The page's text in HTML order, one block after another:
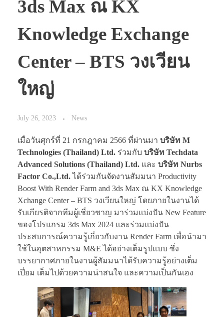
3ds Max ณ KX
Knowledge Exchange
Center – BTS วงเวียน
ใหญ่
July 26, 2023 News
เมื่อวันศุกร์ที่ 21 กรกฎาคม 2566 ที่ผ่านมา บริษัท M
Technologies (Thailand) Ltd. ร่วมกับ บริษัท Techdata
Advanced Solutions (Thailand) Ltd. และ บริษัท Nurbs
Factor Co.,Ltd. ได้ร่วมกันจัดงานสัมมนา Productivity
Boost With Render Farm and 3ds Max ณ KX Knowledge
Xchange Center – BTS วงเวียนใหญ่ โดยภายในงานได้
รับเกียรติจากทีมผู้เชี่ยวชาญ มาร่วมแบ่งปัน New Feature
ของโปรแกรม 3ds Max 2024 และร่วมแบ่งปัน
ประสบการณ์ความรู้เกี่ยวกับงาน Render Farm เพื่อนำมา
ใช้ในอุตสาหกรรม M&E ได้อย่างเต็มรูปแบบ ซึ่ง
บรรยากาศภายในงานผู้สัมมนาได้รับความรู้อย่างเต็ม
เปี่ยม เต็มไปด้วยความน่าสนใจ และความเป็นกันเอง